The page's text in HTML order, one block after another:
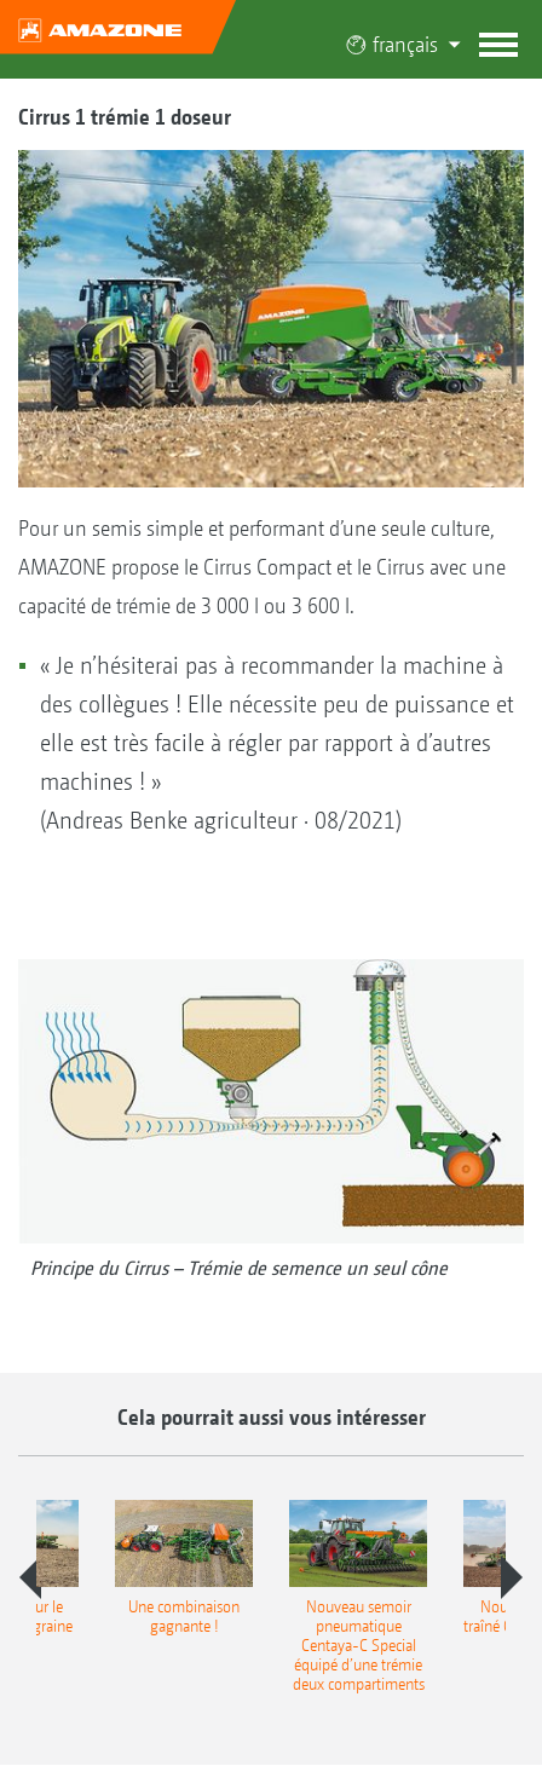
français
Cirrus 1 trémie 1 doseur
Pour un semis simple et performant d’une seule culture,
AMAZONE propose le Cirrus Compact et le Cirrus avec une
capacité de trémie de 3 000 l ou 3 600 l.
« Je n’hésiterai pas à recommander la machine à
des collègues ! Elle nécessite peu de puissance et
elle est très facile à régler par rapport à d’autres
machines ! »
(Andreas Benke agriculteur · 08/2021)
Principe du Cirrus – Trémie de semence un seul cône
Cela pourrait aussi vous intéresser
pour le
Une combinaison
gagnante !
Nouveau semoir
pneumatique
Centaya-C Special
équipé d’une trémie
deux compartiments
traîné